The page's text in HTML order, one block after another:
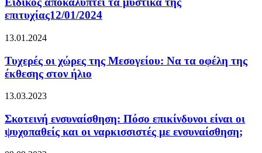
επιτυχίας12/01/2024
13.01.2024
Τυχερές οι χώρες της Μεσογείου: Να τα οφέλη της
έκθεσης στον ήλιο
13.03.2023
Σκοτεινή ενσυναίσθηση: Πόσο επικίνδυνοι είναι οι
ψυχοπαθείς και οι ναρκισσιστές με ενσυναίσθηση;